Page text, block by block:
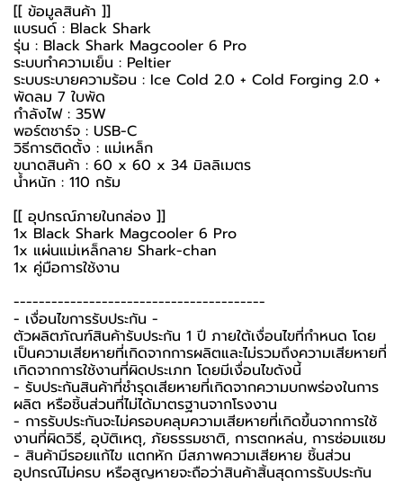
[[ ข้อมูลสินค้า ]]
แบรนด์ : Black Shark
รุ่น : Black Shark Magcooler 6 Pro
ระบบทำความเย็น : Peltier
ระบบระบายความร้อน : Ice Cold 2.0 + Cold Forging 2.0 +
พัดลม 7 ใบพัด
กำลังไฟ : 35W
พอร์ตชาร์จ : USB-C
วิธีการติดตั้ง : แม่เหล็ก
ขนาดสินค้า : 60 x 60 x 34 มิลลิเมตร
น้ำหนัก : 110 กรัม
[[ อุปกรณ์ภายในกล่อง ]]
1x Black Shark Magcooler 6 Pro
1x แผ่นแม่เหล็กลาย Shark-chan
1x คู่มือการใช้งาน
----------------------------------------
-️ เงื่อนไขการรับประกัน -️
ตัวผลิตภัณฑ์สินค้ารับประกัน 1 ปี ภายใต้เงื่อนไขที่กำหนด โดย
เป็นความเสียหายที่เกิดจากการผลิตและไม่รวมถึงความเสียหายที่
เกิดจากการใช้งานที่ผิดประเภท โดยมีเงื่อนไขดังนี้
- รับประกันสินค้าที่ชำรุดเสียหายที่เกิดจากความบกพร่องในการ
ผลิต หรือชิ้นส่วนที่ไม่ได้มาตรฐานจากโรงงาน
- การรับประกันจะไม่ครอบคลุมความเสียหายที่เกิดขึ้นจากการใช้
งานที่ผิดวิธี, อุบัติเหตุ, ภัยธรรมชาติ, การตกหล่น, การซ่อมแซม
- สินค้ามีรอยแก้ไข แตกหัก มีสภาพความเสียหาย ชิ้นส่วน
อุปกรณ์ไม่ครบ หรือสูญหายจะถือว่าสินค้าสิ้นสุดการรับประกัน